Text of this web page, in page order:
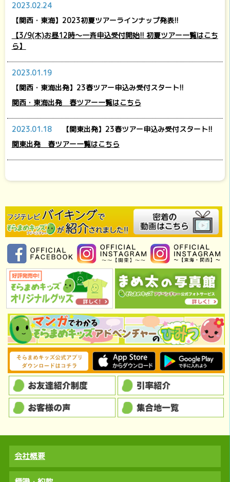
2023.02.24
【関西・東海】2023初夏ツアーラインナップ発表!!
【3/9(木)お昼12時～一斉申込受付開始!! 初夏ツアー一覧はこち
ら】
2023.01.19
【関西・東海出発】23春ツアー申込み受付スタート!!
関西・東海出発 春ツアー一覧はこちら
2023.01.18
【関東出発】23春ツアー申込み受付スタート!!
関東出発 春ツアー一覧はこちら
会社概要